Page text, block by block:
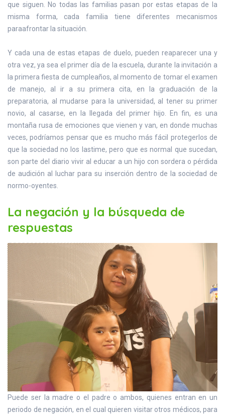
que siguen. No todas las familias pasan por estas etapas de la
misma forma, cada familia tiene diferentes mecanismos
paraafrontar la situación.
Y cada una de estas etapas de duelo, pueden reaparecer una y
otra vez, ya sea el primer día de la escuela, durante la invitación a
la primera fiesta de cumpleaños, al momento de tomar el examen
de manejo, al ir a su primera cita, en la graduación de la
preparatoria, al mudarse para la universidad, al tener su primer
novio, al casarse, en la llegada del primer hijo. En fin, es una
montaña rusa de emociones que vienen y van, en donde muchas
veces, podríamos pensar que es mucho más fácil protegerlos de
que la sociedad no los lastime, pero que es normal que sucedan,
son parte del diario vivir al educar a un hijo con sordera o pérdida
de audición al luchar para su inserción dentro de la sociedad de
normo-oyentes.
La negación y la búsqueda de
respuestas
Puede ser la madre o el padre o ambos, quienes entran en un
periodo de negación, en el cual quieren visitar otros médicos, para